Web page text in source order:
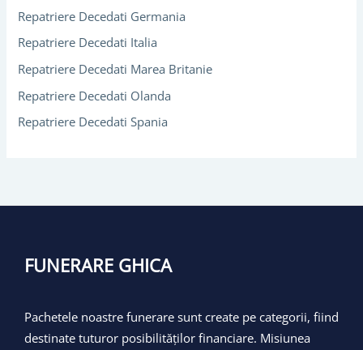
Repatriere Decedati Germania
Repatriere Decedati Italia
Repatriere Decedati Marea Britanie
Repatriere Decedati Olanda
Repatriere Decedati Spania
FUNERARE GHICA
Pachetele noastre funerare sunt create pe categorii, fiind
destinate tuturor posibilităților financiare. Misiunea